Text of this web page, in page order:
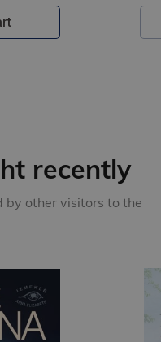
recently
by other visitors to the